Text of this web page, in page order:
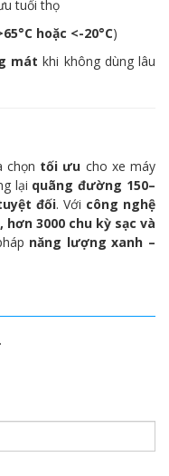
tuổi thọ
hoặc <-20°C)
mát khi không dùng lâu
chọn tối ưu cho xe máy
lại quãng đường 150–
đối. Với công nghệ
hơn 3000 chu kỳ sạc và
năng lượng xanh –